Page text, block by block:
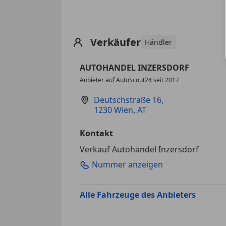
Verkäufer Händler
AUTOHANDEL INZERSDORF
Anbieter auf AutoScout24 seit 2017
Deutschstraße 16,
1230 Wien, AT
Kontakt
Verkauf Autohandel Inzersdorf
Nummer anzeigen
Alle Fahrzeuge des Anbieters